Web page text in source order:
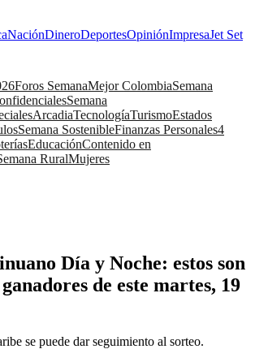
NaciónDineroDeportesOpiniónImpresaJet Set
Foros SemanaMejor ColombiaSemana
Semana
ArcadiaTecnologíaTurismoEstados
Semana SostenibleFinanzas Personales4
EducaciónContenido en
RuralMujeres
Día y Noche: estos son
de este martes, 19
se puede dar seguimiento al sorteo.